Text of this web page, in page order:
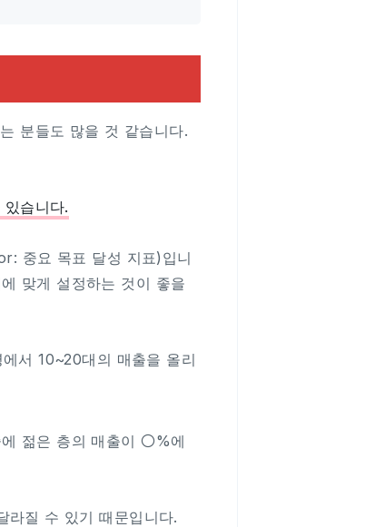
분들도 많을 것 같습니다.
있습니다.
중요 목표 달성 지표)입니
맞게 설정하는 것이 좋을
서 10~20대의 매출을 올리
젊은 층의 매출이 〇%에
라질 수 있기 때문입니다.